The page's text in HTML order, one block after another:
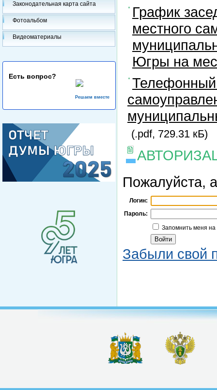
Законодательная карта сайта
Фотоальбом
Видеоматериалы
Есть вопрос?
Решаем вместе
График
местного
Югры на
Телефонный
(.pdf, 729.31 кБ)
Пожалуйста,
Логин:
Пароль:
Запомнить меня
Забыли свой